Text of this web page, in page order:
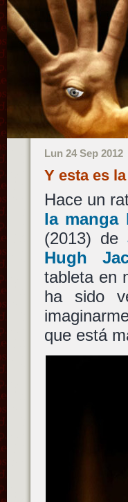
Lun 24 Sep 2012
Y esta es
Hace un
la manga
(2013) de
Hugh
tableta en
ha sido
que está